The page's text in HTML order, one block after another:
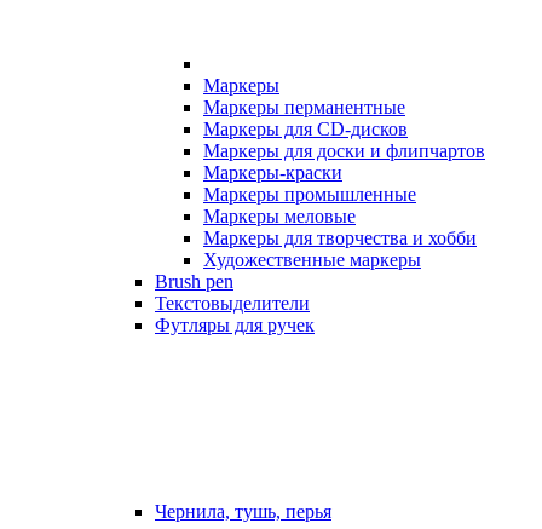
Маркеры
Маркеры перманентные
Маркеры для CD-дисков
Маркеры для доски и флипчартов
Маркеры-краски
Маркеры промышленные
Маркеры меловые
Маркеры для творчества и хобби
Художественные маркеры
Brush pen
Текстовыделители
Футляры для ручек
Чернила, тушь, перья